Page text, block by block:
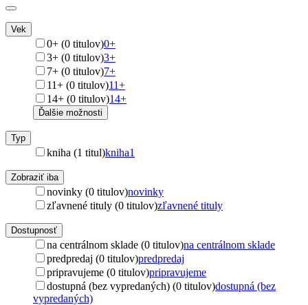
Vek
0+ (0 titulov)0+
3+ (0 titulov)3+
7+ (0 titulov)7+
11+ (0 titulov)11+
14+ (0 titulov)14+
Ďalšie možnosti
Typ
kniha (1 titul)kniha1
Zobraziť iba
novinky (0 titulov)novinky
zľavnené tituly (0 titulov)zľavnené tituly
Dostupnosť
na centrálnom sklade (0 titulov)na centrálnom sklade
predpredaj (0 titulov)predpredaj
pripravujeme (0 titulov)pripravujeme
dostupná (bez vypredaných) (0 titulov)dostupná (bez
vypredaných)